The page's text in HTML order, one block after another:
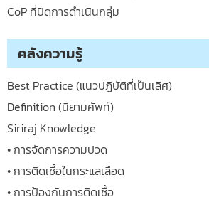
CoP ที่ปิดการดำเนินกลุ่ม
คลังความรู้
Best Practice (แนวปฏิบัติที่เป็นเลิศ)
Definition (นิยามศัพท์)
Siriraj Knowledge
• การจัดการความปวด
• การติดเชื้อในกระแสเลือด
• การป้องกันการติดเชื้อ